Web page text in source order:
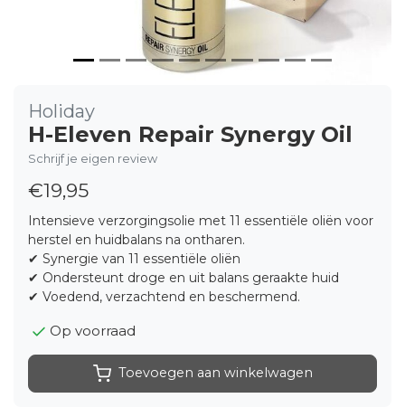
Holiday
H-Eleven Repair Synergy Oil
Schrijf je eigen review
€19,95
Intensieve verzorgingsolie met 11 essentiële oliën voor
herstel en huidbalans na ontharen.
✔ Synergie van 11 essentiële oliën
✔ Ondersteunt droge en uit balans geraakte huid
✔ Voedend, verzachtend en beschermend.
Op voorraad
Toevoegen aan winkelwagen